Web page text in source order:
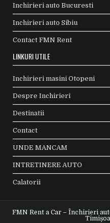
Inchirieri auto Bucuresti
Inchirieri auto Sibiu
Contact FMN Rent
LINKURI UTILE
Inchirieri masini Otopeni
Despre Inchirieri
Destinatii
Contact
UNDE MANCAM
INTRETINERE AUTO
Calatorii
FMN Rent a Car – Închirieri